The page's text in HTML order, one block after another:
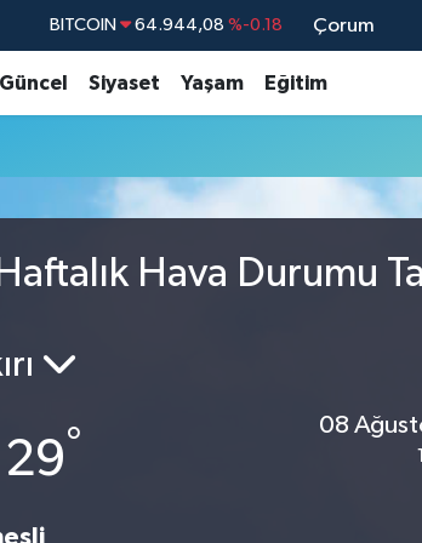
BITCOIN 64.944,08 %-0.18
EURO 55,2510 %0.32
6660.55
Çorum
Güncel Siyaset Yaşam Eğitim
Hava Durumu
29°
08